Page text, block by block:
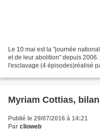
Le 10 mai est la "journée
et de leur abolition" depuis
l'esclavage (4 épisodes)réalisé
Myriam Cottias,
Publié le 29/07/2016 à 14:21
Par clioweb